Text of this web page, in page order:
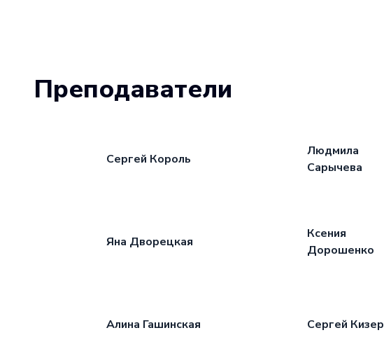
Преподаватели
Сергей Король
Людмила
Сарычева
Яна Дворецкая
Ксения
Дорошенко
Алина Гашинская Сергей Кизер